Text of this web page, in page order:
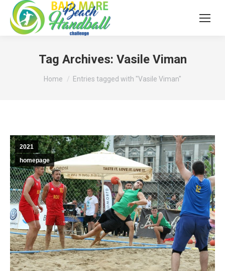
Tag Archives: Vasile Viman
You are here:
Home Entries tagged with "Vasile Viman"
2021
homepage